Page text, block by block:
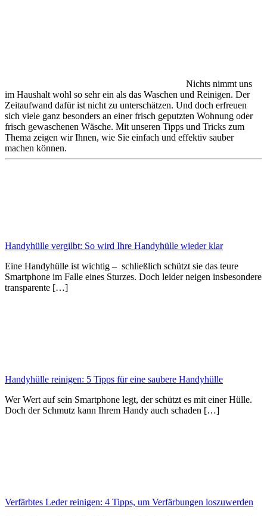
Nichts nimmt uns
im Haushalt wohl so sehr ein als das Waschen und Reinigen. Der
Zeitaufwand dafür ist nicht zu unterschätzen. Und doch erfreuen
sich viele ganz besonders an einer frisch geputzten Wohnung oder
frisch gewaschenen Wäsche. Mit unseren Tipps und Tricks zum
Thema zeigen wir Ihnen, wie Sie einfach und effektiv sauber
machen können.
Handyhülle vergilbt: So wird Ihre Handyhülle wieder klar
Eine Handyhülle ist wichtig – schließlich schützt sie das teure
Smartphone im Falle eines Sturzes. Doch leider neigen insbesondere
transparente […]
Handyhülle reinigen: 5 Tipps für eine saubere Handyhülle
Wer Wert auf sein Smartphone legt, der schützt es mit einer Hülle.
Doch der Schmutz kann Ihrem Handy auch schaden […]
Verfärbtes Leder reinigen: 4 Tipps, um Verfärbungen loszuwerden